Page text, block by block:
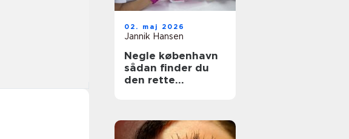
02. maj 2026
Jannik Hansen
Negle københavn
sådan finder du
den rette